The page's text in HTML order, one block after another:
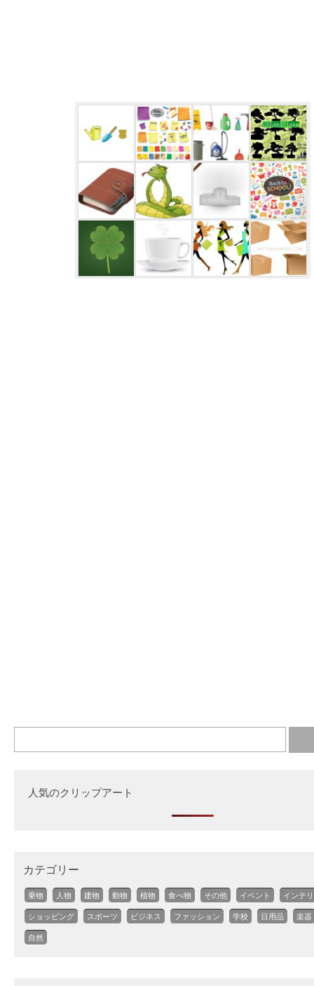
人気のクリップアート
カテゴリー
乗物 人物 建物 動物 植物 食べ物 その他 イベント インテ
ショッピング スポーツ ビジネス ファッション 学校 日用品 楽器
自然